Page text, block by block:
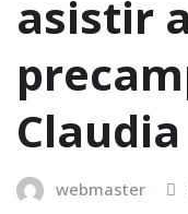
asistir
webmaster